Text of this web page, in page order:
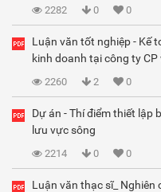
2282 0 0
Luận văn tốt nghiệp - Kế
kinh doanh tại công ty
2260 2 0
Dự án - Thí điểm thiết lập
lưu vực sông
2214 0 0
Luận văn thạc sĩ_